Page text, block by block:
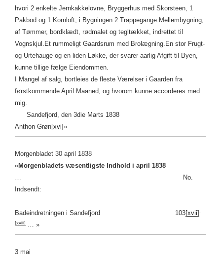
hvori 2 enkelte Jernkakkelovne, Bryggerhus med Skorsteen, 1
Pakbod og 1 Kornloft, i Bygningen 2 Trappegange. Mellembygning,
af Tømmer, bordklædt, rødmalet og tegltækket, indrettet til
Vognskjul. Et rummeligt Gaardsrum med Brolægning. En stor Frugt-
og Urtehauge og en liden Løkke, der svarer aarlig Afgift til Byen,
kunne tillige fælge Eiendommen.
I Mangel af salg, bortleies de fleste Værelser i Gaarden fra
førstkommende April Maaned, og hvorom kunne accorderes med
mig.
Sandefjord, den 3die Marts 1838
Anthon Grøn[xvi]»
Morgenbladet 30 april 1838
«Morgenbladets væsentligste Indhold i april 1838
… No.
Indsendt:
…
Badeindretningen i Sandefjord 103[xvii]
[xviii] … »
3 mai